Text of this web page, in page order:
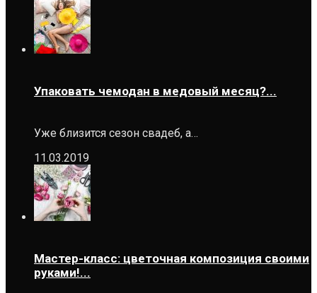
Упаковать чемодан в медовый месяц?...
Уже близится сезон свадеб, а…
11.03.2019
Мастер-класс: цветочная композиция своими
руками!...